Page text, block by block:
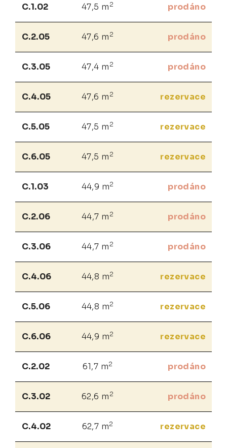
C.1.02 47,5 m 2 prodáno
C.2.05 47,6 m 2 prodáno
C.3.05 47,4 m 2 prodáno
C.4.05 47,6 m 2 rezervace
C.5.05 47,5 m 2 rezervace
C.6.05 47,5 m 2 rezervace
C.1.03 44,9 m2 prodáno
C.2.06 44,7 m 2 prodáno
C.3.06 44,7 m 2 prodáno
C.4.06 44,8 m2 rezervace
C.5.06 44,8 m2 rezervace
C.6.06 44,9 m2 rezervace
C.2.02 61,7 m2 prodáno
C.3.02 62,6 m 2 prodáno
C.4.02 62,7 m2 rezervace